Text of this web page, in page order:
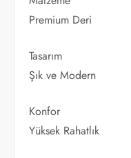
Premium Deri
Tasarım
Şık ve Modern
Konfor
Yüksek Rahatlık